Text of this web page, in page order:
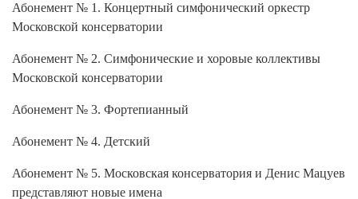
Абонемент № 1. Концертный симфонический оркестр
Московской консерватории
Абонемент № 2. Симфонические и хоровые коллективы
Московской консерватории
Абонемент № 3. Фортепианный
Абонемент № 4. Детский
Абонемент № 5. Московская консерватория и Денис Мацуев
представляют новые имена